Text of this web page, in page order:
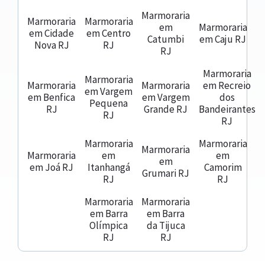
Marmoraria
em Cidade
Nova RJ
Marmoraria
em Centro
RJ
Marmoraria
em
Catumbi
RJ
Marmoraria
em Caju RJ
Marmoraria
em Benfica
RJ
Marmoraria
em Vargem
Pequena
RJ
Marmoraria
em Vargem
Grande RJ
Marmoraria
em Recreio
dos
Bandeirantes
RJ
Marmoraria
em Joá RJ
Marmoraria
em
Itanhangá
RJ
Marmoraria
em
Grumari RJ
Marmoraria
em
Camorim
RJ
Marmoraria
em Barra
Olímpica
RJ
Marmoraria
em Barra
da Tijuca
RJ